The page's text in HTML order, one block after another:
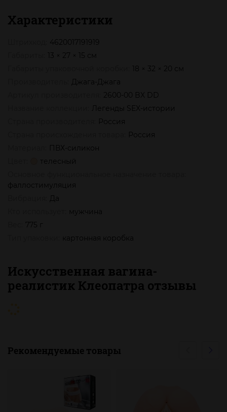
Характеристики
4620017191919
13 × 27 × 15 см
18 × 32 × 20 см
Джага-Джага
2600-00 BX DD
Легенды SEX-истории
Россия
Россия
ПВХ-силикон
телесный
фаллостимуляция
Да
мужчина
775 г
картонная коробка
Искусственная вагина-
реалистик Клеопатра отзывы
Рекомендуемые товары